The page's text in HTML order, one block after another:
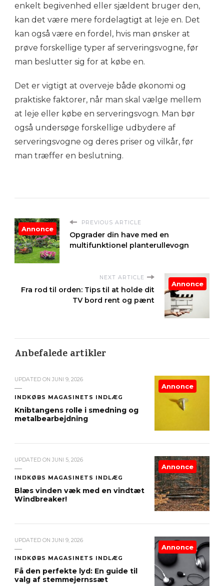
enkelt begivenhed eller sjældent bruger den,
kan det være mere fordelagtigt at leje en. Det
kan også være en fordel, hvis man ønsker at
prøve forskellige typer af serveringsvogne, før
man beslutter sig for at købe en.
Det er vigtigt at overveje både økonomi og
praktiske faktorer, når man skal vælge mellem
at leje eller købe en serveringsvogn. Man bør
også undersøge forskellige udbydere af
serveringsvogne og deres priser og vilkår, før
man træffer en beslutning.
PREVIOUS ARTICLE
Opgrader din have med en
multifunktionel planterullevogn
Annonce
NEXT ARTICLE
Fra rod til orden: Tips til at holde dit
TV bord rent og pænt
Annonce
Anbefalede artikler
UPDATED ON JUNI 9, 2026
INDKØBS MAGASINETS INDLÆG
Knibtangens rolle i smedning og
metalbearbejdning
Annonce
UPDATED ON JUNI 5, 2026
INDKØBS MAGASINETS INDLÆG
Blæs vinden væk med en vindtæt
Windbreaker!
Annonce
UPDATED ON JUNI 9, 2026
INDKØBS MAGASINETS INDLÆG
Få den perfekte lyd: En guide til
valg af stemmejernssæt
Annonce